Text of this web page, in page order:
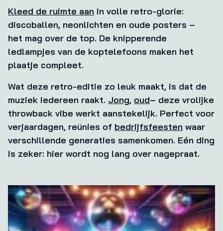
Kleed de ruimte aan in volle retro-glorie:
discoballen, neonlichten en oude posters –
het mag over de top. De knipperende
ledlampjes van de koptelefoons maken het
plaatje compleet.
Wat deze retro-editie zo leuk maakt, is dat de
muziek iedereen raakt. Jong, oud– deze vrolijke
throwback vibe werkt aanstekelijk. Perfect voor
verjaardagen, reünies of bedrijfsfeesten waar
verschillende generaties samenkomen. Eén ding
is zeker: hier wordt nog lang over nagepraat.